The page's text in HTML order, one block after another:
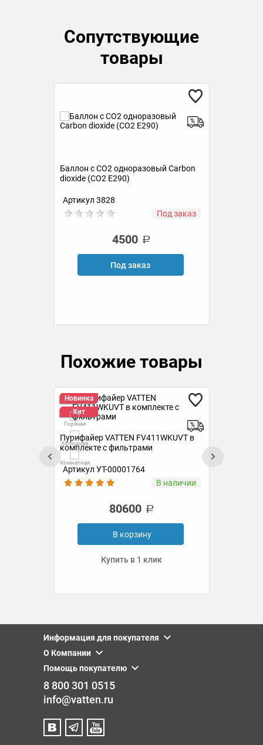
Сопутствующие
товары
Баллон с СО2 одноразовый Carbon
dioxide (CO2 E290)
Артикул 3828
Под заказ
4500
Под заказ
Похожие товары
Новинка
Хит
Горячая
Холодная
Комнатная
Пурифайер VATTEN FV411WKUVT в
комплекте с фильтрами
Артикул УТ-00001764
В наличии
80600
В корзину
Купить в 1 клик
Информация для покупателя
О Компании
Помощь покупателю
8 800 301 0515
info@vatten.ru